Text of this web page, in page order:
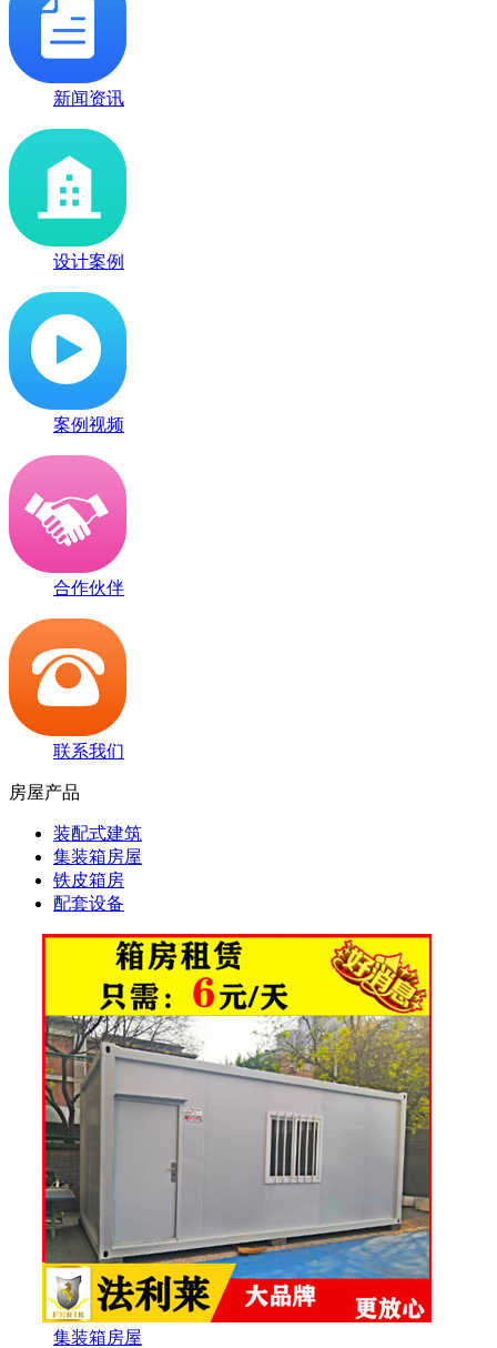
新闻资讯
设计案例
案例视频
合作伙伴
联系我们
房屋产品
装配式建筑
集装箱房屋
铁皮箱房
配套设备
集装箱房屋